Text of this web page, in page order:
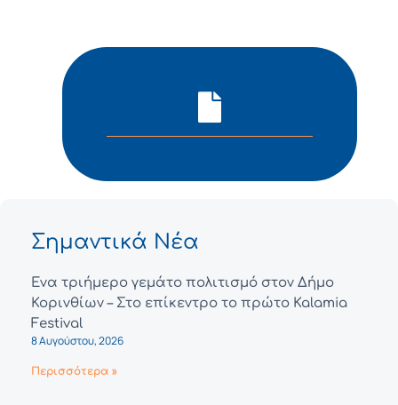
Σημαντικά Νέα
Ένα τριήμερο γεμάτο πολιτισμό στον Δήμο
Κορινθίων – Στο επίκεντρο το πρώτο Kalamia
Festival
8 Αυγούστου, 2026
Περισσότερα »